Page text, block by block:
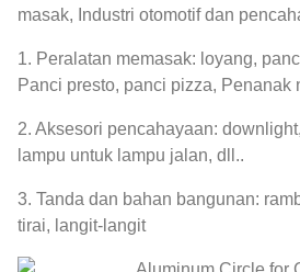
masak, Industri otomotif dan
1. Peralatan memasak: loyang,
Panci presto, panci pizza, Penanak
2. Aksesori pencahayaan:
lampu untuk lampu jalan, dll..
3. Tanda dan bahan bangunan:
tirai, langit-langit